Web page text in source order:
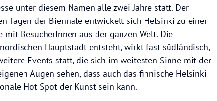
unter diesem Namen alle zwei Jahre statt. Der
Tagen der Biennale entwickelt sich Helsinki zu einer
BesucherInnen aus der ganzen Welt. Die
Hauptstadt entsteht, wirkt fast südländisch,
Events statt, die sich im weitesten Sinne mit der
Augen sehen, dass auch das finnische Helsinki
Hot Spot der Kunst sein kann.